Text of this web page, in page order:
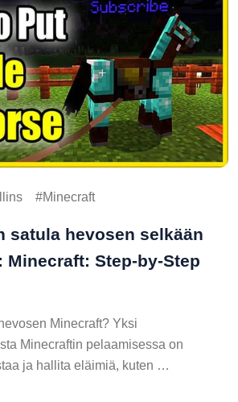
Minecraft
satula hevosen selkään
Minecraft: Step-by-Step
Minecraft? Yksi
Minecraftin pelaamisessa on
ja hallita eläimiä, kuten …